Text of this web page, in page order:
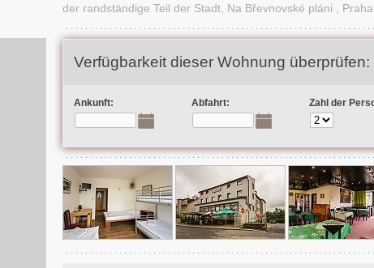
der randständige Teil der Stadt, Na Břevnovské pláni ,
Verfügbarkeit dieser Wohnung überprüfen:
Ankunft: Abfahrt: Zahl der